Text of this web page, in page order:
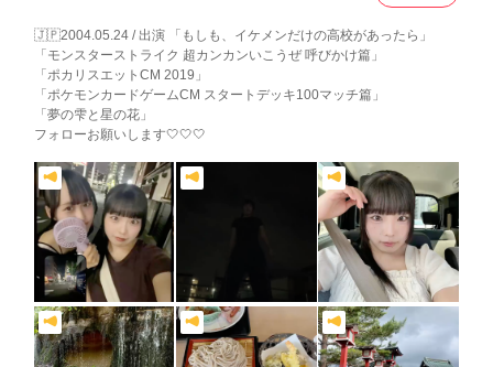
🇯🇵2004.05.24 / 出演 「もしも、イケメンだけの高校があったら」
「モンスターストライク 超カンカンいこうぜ 呼びかけ篇」
「ポカリスエットCM 2019」
「ポケモンカードゲームCM スタートデッキ100マッチ篇」
「夢の雫と星の花」
フォローお願いします🤍🤍🤍